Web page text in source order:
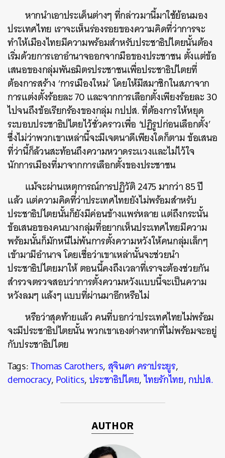
หากนำเอาประเด็นต่างๆ ที่กล่าวมานี้มาใช้ย้อนมอง
ประเทศไทย เราจะเห็นร่องรอยของความคิดที่ว่าการจะ
ทำให้เมืองไทยมีความพร้อมสำหรับประชาธิปไตยนั้นต้อง
เริ่มด้วยการเอาอำนาจออกจากมือของประชาชน ตั้งแต่ข้อ
เสนอของกลุ่มพันธมิตรประชาชนเพื่อประชาธิปไตยที่
ต้องการสร้าง ‘การเมืองใหม่’ โดยให้มีสมาชิกในสภาจาก
การแต่งตั้งร้อยละ 70 และจากการเลือกตั้งเพียงร้อยละ 30
ไปจนถึงข้อเรียกร้องของกลุ่ม กปปส. ที่ต้องการให้หยุด
ระบอบประชาธิปไตยไว้ชั่วคราวเพื่อ ‘ปฏิรูปก่อนเลือกตั้ง’
ซึ่งไม่ว่าพวกเขาเหล่านี้จะมีเจตนาดีเพียงใดก็ตาม ข้อเสนอ
ที่ว่านี้ก็ล้วนสะท้อนถึงความหวาดระแวงและไม่ไว้ใจ
นักการเมืองที่มาจากการเลือกตั้งของประชาชน
แม้จะผ่านเหตุการณ์การปฏิวัติ 2475 มากว่า 85 ปี
แล้ว แต่ความคิดที่ว่าประเทศไทยยังไม่พร้อมสำหรับ
ประชาธิปไตยนั้นก็ยังมีค่อนข้างแพร่หลาย แต่ถึงกระนั้น
ข้อเสนอของคนบางกลุ่มที่อยากเห็นประเทศไทยมีความ
พร้อมนั้นก็มักหนีไม่พ้นการตั้งความหวังให้คนกลุ่มเล็กๆ
เข้ามามีอำนาจ โดยเชื่อว่าเขาเหล่านั้นจะช่วยนำ
ประชาธิปไตยมาให้ ตอนนี้คงถึงเวลาที่เราจะต้องช่วยกัน
สำรวจตรวจสอบว่าการตั้งความหวังแบบนี้จะเป็นความ
หวังลมๆ แล้งๆ แบบที่ผ่านมาอีกหรือไม่
หรือว่าสุดท้ายแล้ว คนที่บอกว่าประเทศไทยไม่พร้อม
จะมีประชาธิปไตยนั้น พวกเขาเองต่างหากที่ไม่พร้อมจะอยู่
กับประชาธิปไตย
Tags:Thomas Carothers,สุจินดา คราประยูร,
democracy,Politics,ประชาธิปไตย,ไทยรักไทย,กปปส.
AUTHOR